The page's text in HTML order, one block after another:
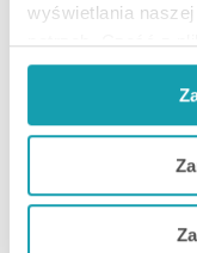
wyświetlania
potrzeb. Część z
do prawidłowego
funkcjonalności. W
korzystasz z
do naszych
Jeżeli chcesz
niektóre
Chcesz się